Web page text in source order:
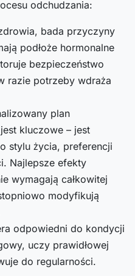
odchudzania:
bada przyczyny
podłoże hormonalne
bezpieczeństwo
razie potrzeby wdraża
plan
kluczowe – jest
stylu życia, preferencji
Najlepsze efekty
wymagają całkowitej
modyfikują
odpowiedni do kondycji
uczy prawidłowej
do regularności.